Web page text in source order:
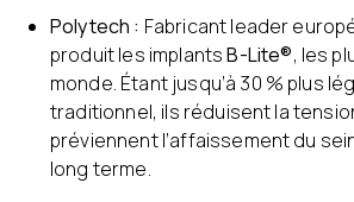
Polytech : Fabricant leader
produit les implantsB-Lite®, les
monde. Étant jusqu’à 30 % plus
traditionnel, ils réduisent la
préviennent l’affaissement du
long terme.